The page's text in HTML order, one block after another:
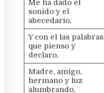
Me ha dado el
sonido y el
abecedario,
Y con el las palabras
que pienso y
declaro,
Madre, amigo,
hermano y luz
alumbrando,